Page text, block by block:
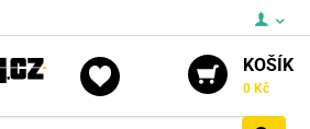
KOŠÍK
0 Kč